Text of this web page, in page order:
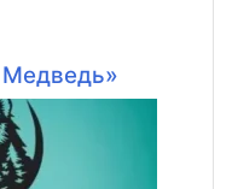
Медведь»